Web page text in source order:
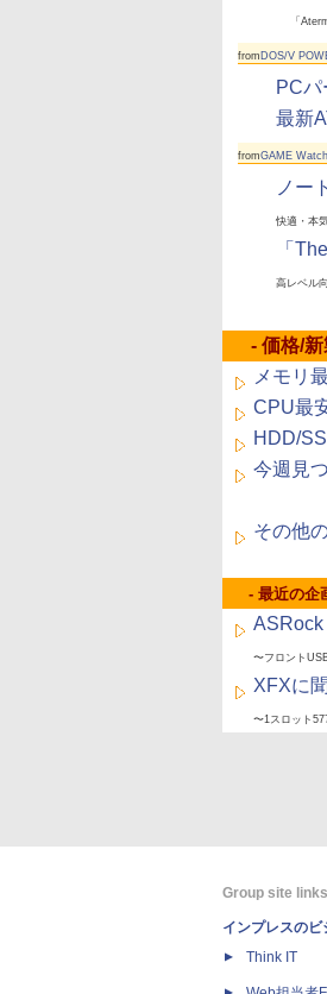
「
from DOS/V
PC
最新
fromGAME Watch
ノー
快適・本
「
高レベル
- 価格/
メモリ
CPU最
HDD/
今週見
その他
- 最近の企
ASRock
〜フロント
XFXに
〜1スロット
Group site links
インプレスのビ
Think IT